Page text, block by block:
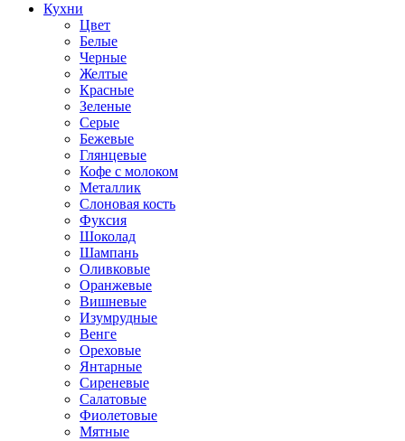
Кухни
Цвет
Белые
Черные
Желтые
Красные
Зеленые
Серые
Бежевые
Глянцевые
Кофе с молоком
Металлик
Слоновая кость
Фуксия
Шоколад
Шампань
Оливковые
Оранжевые
Вишневые
Изумрудные
Венге
Ореховые
Янтарные
Сиреневые
Салатовые
Фиолетовые
Мятные